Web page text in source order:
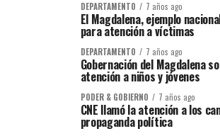
DEPARTAMENTO 7 años ago
El Magdalena, ejemplo
para atención a víctimas
DEPARTAMENTO 7 años ago
Gobernación del Magdalena
atención a niños y jóvenes
PODER & GOBIERNO 7 años ago
CNE llamó la atención a los
propaganda política